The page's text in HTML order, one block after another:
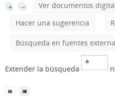
Ver documentos
Hacer una sugerencia
Búsqueda en fuentes
Extender la búsqueda